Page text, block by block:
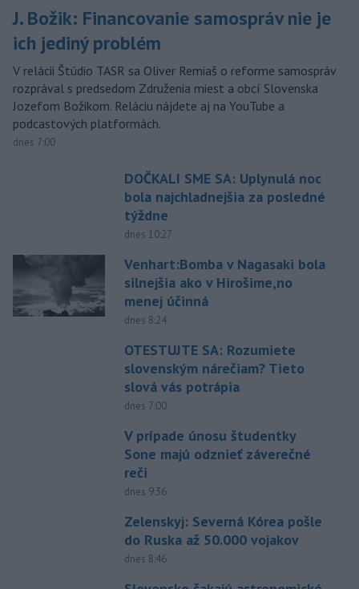
J. Božik: Financovanie samospráv nie je
ich jediný problém
V relácii Štúdio TASR sa Oliver Remiaš o reforme samospráv
rozprával s predsedom Združenia miest a obcí Slovenska
Jozefom Božikom. Reláciu nájdete aj na YouTube a
podcastových platformách.
dnes 7:00
DOČKALI SME SA: Uplynulá noc
bola najchladnejšia za posledné
týždne
dnes 10:27
Venhart:Bomba v Nagasaki bola
silnejšia ako v Hirošime,no
menej účinná
dnes 8:24
OTESTUJTE SA: Rozumiete
slovenským nárečiam? Tieto
slová vás potrápia
dnes 7:00
V prípade únosu študentky
Sone majú odznieť záverečné
reči
dnes 9:36
Zelenskyj: Severná Kórea pošle
do Ruska až 50.000 vojakov
dnes 8:46